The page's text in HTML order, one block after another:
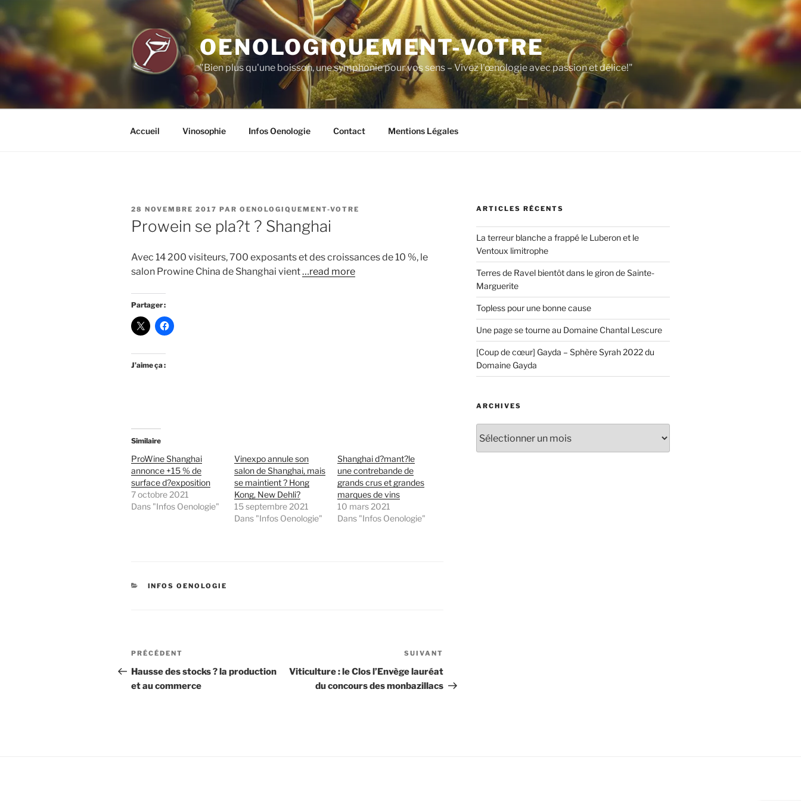
Aller
au
contenu
principal
OENOLOGIQUEMENT-VOTRE
"Bien plus qu'une boisson, une symphonie pour vos sens – Vivez l'œnologie avec passion et délice!"
Accueil Vinosophie Infos Oenologie Contact Mentions Légales
PUBLIÉ
LE
28 NOVEMBRE 2017 PAR OENOLOGIQUEMENT-VOTRE
Prowein se pla?t ? Shanghai
Avec 14 200 visiteurs, 700 exposants et des croissances de 10 %, le
salon Prowine China de Shanghai vient…read more
Partager :
J’aime ça :
Similaire
ProWine Shanghai
annonce +15 % de
surface d?exposition
7 octobre 2021
Dans "Infos Oenologie"
Vinexpo annule son
salon de Shanghai, mais
se maintient ? Hong
Kong, New Dehli?
15 septembre 2021
Dans "Infos Oenologie"
Shanghai d?mant?le
une contrebande de
grands crus et grandes
marques de vins
10 mars 2021
Dans "Infos Oenologie"
CATÉGORIES
INFOS OENOLOGIE
Navigation
de
l’article
Article
précédent
PRÉCÉDENT
Hausse des stocks ? la production
et au commerce
suivant
SUIVANT
Viticulture : le Clos l’Envège lauréat
du concours des monbazillacs
ARTICLES RÉCENTS
La terreur blanche a frappé le Luberon et le
Ventoux limitrophe
Terres de Ravel bientôt dans le giron de Sainte-
Marguerite
Topless pour une bonne cause
Une page se tourne au Domaine Chantal Lescure
[Coup de cœur] Gayda – Sphère Syrah 2022 du
Domaine Gayda
ARCHIVES